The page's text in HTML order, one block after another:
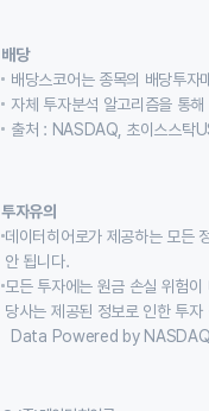
배당
배당스코어는 종목의 배당투자
자체 투자분석 알고리즘을 통
출처 : NASDAQ, 초이스스탁
투자유의
데이터히어로가 제공하는 모든
안 됩니다.
모든 투자에는 원금 손실 위험
당사는 제공된 정보로 인한 투
Data Powered by